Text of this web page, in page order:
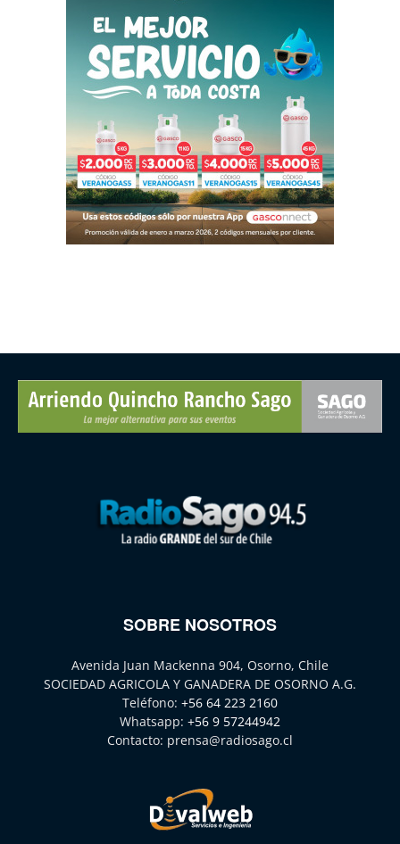
SOBRE NOSOTROS
Avenida Juan Mackenna 904, Osorno, Chile
SOCIEDAD AGRICOLA Y GANADERA DE OSORNO A.G.
Teléfono: +56 64 223 2160
Whatsapp: +56 9 57244942
Contacto: prensa@radiosago.cl